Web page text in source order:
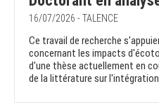
16/07/2026 - TALENCE
Ce travail de recherche
concernant les impacts
d'une thèse actuellement en
de la littérature sur l'intégration